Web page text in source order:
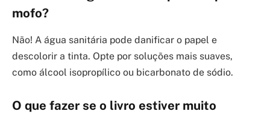
mofo?
Não! A água sanitária pode danificar o papel e
descolorir a tinta. Opte por soluções mais suaves,
como álcool isopropílico ou bicarbonato de sódio.
O que fazer se o livro estiver muito